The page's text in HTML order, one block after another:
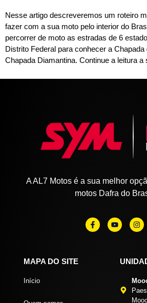
Nesse artigo descreveremos um roteiro
fazer com a sua moto pelo interior do
percorrer de moto as estradas de 6
Distrito Federal para conhecer a
Chapada Diamantina. Continue a leitura a
A AL7 Motos é a sua melhor
motos Dafra do
MAPA DO SITE
Início